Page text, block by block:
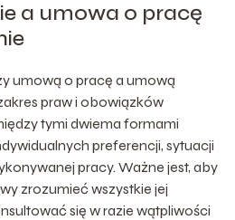
a umowa o pracę
umową o pracę a umową
praw i obowiązków
tymi dwiema formami
preferencji, sytuacji
pracy. Ważne jest, aby
zrozumieć wszystkie jej
się w razie wątpliwości